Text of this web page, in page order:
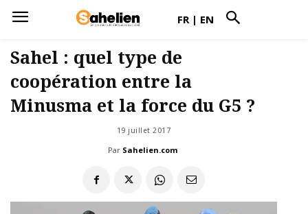
FR | EN
Sahel : quel type de
coopération entre la
Minusma et la force du G5 ?
19 juillet 2017
Par Sahelien.com